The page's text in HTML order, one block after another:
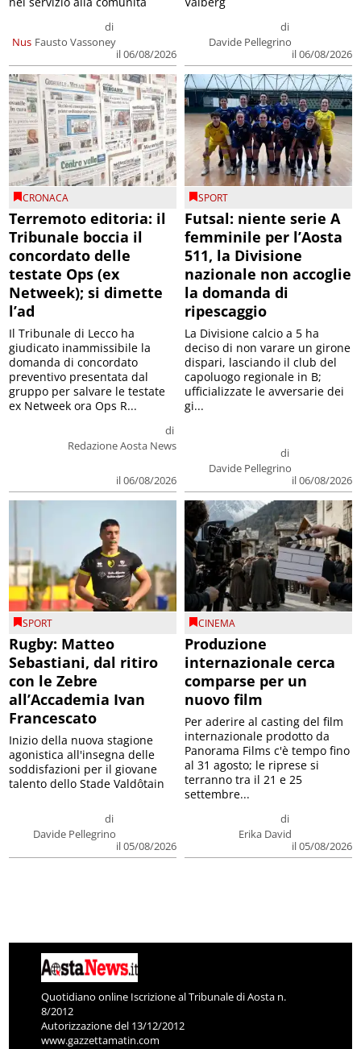
Nus
di
Fausto Vassoney
il 06/08/2026
di
Davide Pellegrino
il 06/08/2026
CRONACA
Terremoto editoria: il
Tribunale boccia il
concordato delle
testate Ops (ex
Netweek); si dimette
l’ad
di
Redazione Aosta News
il 06/08/2026
Il Tribunale di Lecco ha
giudicato inammissibile la
domanda di concordato
preventivo presentata dal
gruppo per salvare le testate
ex Netweek ora Ops R...
SPORT
Futsal: niente serie A
femminile per l’Aosta
511, la Divisione
nazionale non accoglie
la domanda di
ripescaggio
di
Davide Pellegrino
il 06/08/2026
La Divisione calcio a 5 ha
deciso di non varare un girone
dispari, lasciando il club del
capoluogo regionale in B;
ufficializzate le avversarie dei
gi...
SPORT
Rugby: Matteo
Sebastiani, dal ritiro
con le Zebre
all’Accademia Ivan
Francescato
di
Davide Pellegrino
il 05/08/2026
Inizio della nuova stagione
agonistica all'insegna delle
soddisfazioni per il giovane
talento dello Stade Valdôtain
CINEMA
Produzione
internazionale cerca
comparse per un
nuovo film
di
Erika David
il 05/08/2026
Per aderire al casting del film
internazionale prodotto da
Panorama Films c'è tempo fino
al 31 agosto; le riprese si
terranno tra il 21 e 25
settembre...
Quotidiano online Iscrizione al Tribunale di Aosta n.
8/2012
Autorizzazione del 13/12/2012
www.gazzettamatin.com